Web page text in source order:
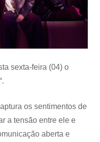
sexta-feira (04) o
“.
os sentimentos de
a tensão entre ele e
aberta e